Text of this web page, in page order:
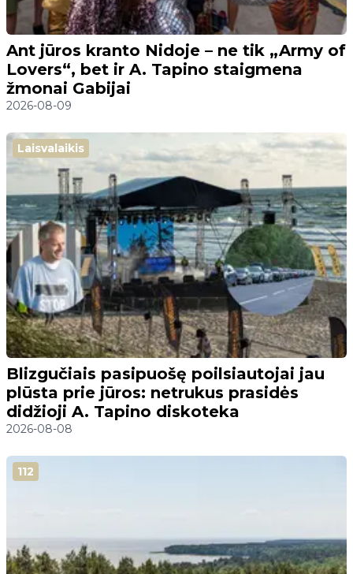
Ant jūros kranto Nidoje – ne tik „Army of
Lovers“, bet ir A. Tapino staigmena
žmonai Gabijai
2026-08-09
Laisvalaikis
Blizgučiais pasipuošę poilsiautojai jau
plūsta prie jūros: netrukus prasidės
didžioji A. Tapino diskoteka
2026-08-08
112